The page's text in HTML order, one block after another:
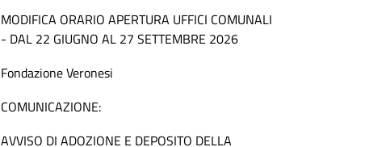
MODIFICA ORARIO APERTURA UFFICI COMUNALI
- DAL 22 GIUGNO AL 27 SETTEMBRE 2026
Fondazione Veronesi
COMUNICAZIONE:
AVVISO DI ADOZIONE E DEPOSITO DELLA